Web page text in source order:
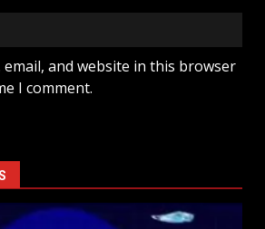
email, and website in this browser
I comment.